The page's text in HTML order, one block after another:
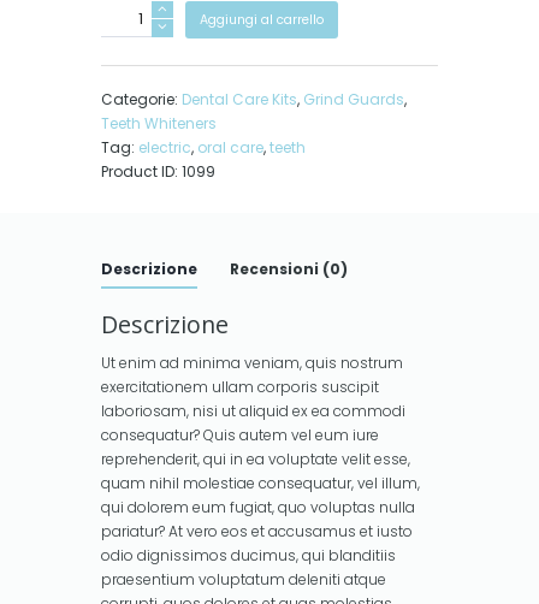
Whitening
Oral
Aggiungi al carrello
Categorie: Dental Care Kits, Grind Guards,
Teeth Whiteners
Tag: electric, oral care,teeth
Product ID: 1099
Descrizione Recensioni (0)
Descrizione
Ut enim ad minima veniam, quis nostrum
exercitationem ullam corporis suscipit
laboriosam, nisi ut aliquid ex ea commodi
consequatur? Quis autem vel eum iure
reprehenderit, qui in ea voluptate velit esse,
quam nihil molestiae consequatur, vel illum,
qui dolorem eum fugiat, quo voluptas nulla
pariatur? At vero eos et accusamus et iusto
odio dignissimos ducimus, qui blanditiis
praesentium voluptatum deleniti atque